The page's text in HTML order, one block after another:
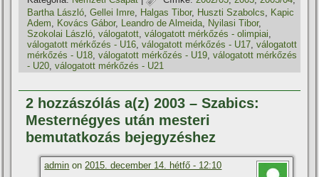
Bartha László,Gellei Imre, Halgas Tibor, Huszti Szabolcs, Kapic
Adem, Kovács Gábor, Leandro de Almeida, Nyilasi Tibor,
Szokolai László,válogatott,válogatott mérkőzés - olimpiai,
válogatott mérkőzés - U16,válogatott mérkőzés - U17,válogatott
mérkőzés - U18,válogatott mérkőzés - U19,válogatott mérkőzés
- U20,válogatott mérkőzés - U21
2 hozzászólás a(z) 2003 – Szabics:
Mesternégyes után mesteri
bemutatkozás bejegyzéshez
admin on2015. december 14. hétfő - 12:10